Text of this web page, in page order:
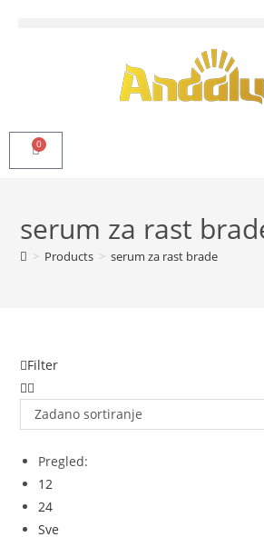
0
serum za rast
> Products > serum za rast brade
Filter
Zadano sortiranje
Pregled:
12
24
Sve